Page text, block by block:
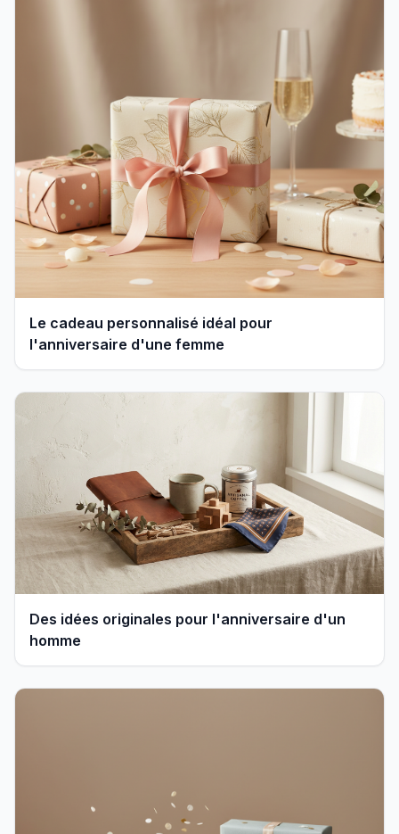
Le cadeau personnalisé idéal pour
l'anniversaire d'une femme
Des idées originales pour l'anniversaire d'un
homme